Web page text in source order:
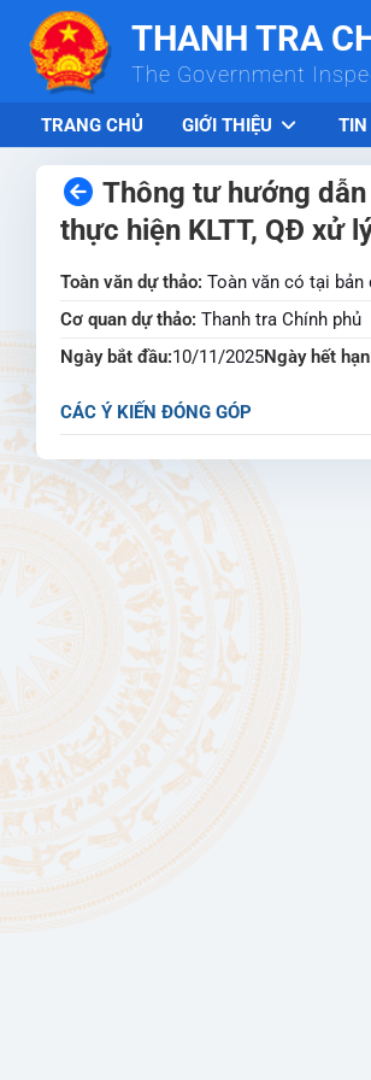
Skip to Main ContentTHANH TRA
The Government
TRANG CHỦ GIỚI THIỆU TIN
Thông tư hướng
thực hiện KLTT, QĐ xử
Toàn văn dự thảo: Toàn văn có tại bản
Cơ quan dự thảo: Thanh tra Chính phủ
Ngày bắt đầu:10/11/2025Ngày hết
CÁC Ý KIẾN ĐÓNG GÓP